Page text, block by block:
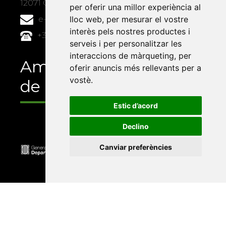
per oferir una millor experiència al
lloc web, per mesurar el vostre
interès pels nostres productes i
serveis i per personalitzar les
interaccions de màrqueting, per
oferir anuncis més rellevants per a
vostè.
Estic d’acord
Declino
Canviar preferències
12071 Castelló de la Plana
e-buc@vives.org
+34 964 72 89 93
Amb el suport
de